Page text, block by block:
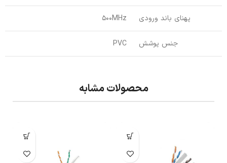
پهنای باند ورودی 500MHz
جنس پوشش PVC
محصولات مشابه